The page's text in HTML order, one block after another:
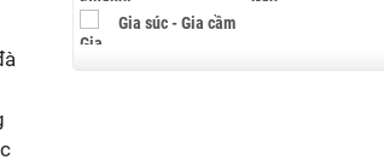
Gia súc - Gia cầm